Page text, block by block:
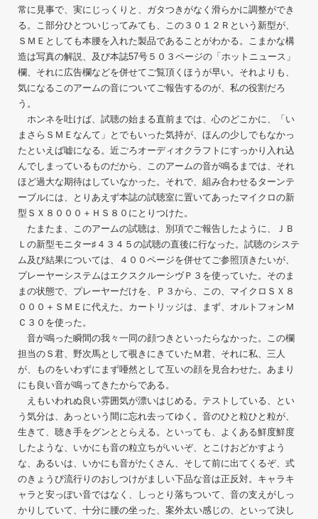
常に見事で、実にじっくりと、ガタつきがなく滑らかに調整ができ
る。こ部分ひとついじってみても、この３０１２Ｒという新型が、
ＳＭＥとしても本腰を入れた製品であることがわかる。こまかな構
造は写真の解説、及び本誌57号５０３ページの「ホットニュース」
欄、それに広告欄などを併せてご覧頂くほうが早い。それよりも、
気になるこのアームの音についてご報告するのが、私の役割だろ
う。
ホンネを吐けば、試聴の始まる直前までは、心のどこかに、「い
まさらＳＭＥなんて」とでもいった気持が、ほんの少しでもなかっ
たといえば嘘になる。近ごろオーディオクラフトにすっかり入れ込
んでしまっているものだから、このアームの音が鳴るまでは、それ
ほど過大な期待はしていなかった。それで、組み合わせるターンテ
ーブルには、とりあえず本誌の試聴室に置いてあったマイクロの新
型ＳＸ８０００＋ＨＳ８０にとりつけた。
たまたま、このアームの試聴は、別項でご報告したように、ＪＢ
Ｌの新型モニター♯４３４５の試聴の直後に行なった。試聴のシステ
ム及び結果については、４００ページを併せてご参照頂きたいが、
プレーヤーシステムはエクスクルーシヴＰ３を使っていた。そのま
まの状態で、プレーヤーだけを、Ｐ３から、この、マイクロＳＸ８
０００＋ＳＭＥに代えた。カートリッジは、まず、オルトフォンＭ
Ｃ３０を使った。
音が鳴った瞬間の我々一同の顔つきといったらなかった。この欄
担当のＳ君、野次馬として覗きにきていたＭ君、それに私、三人
が、ものをいわずにまず唖然として互いの顔を見合わせた。あまり
にも良い音が鳴ってきたからである。
えもいわれぬ良い雰囲気が漂いはじめる。テストしている、とい
う気分は、あっという間に忘れ去ってゆく。音のひと粒ひと粒が、
生きて、聴き手をグンととらえる。といっても、よくある鮮度鮮度
したような、いかにも音の粒立ちがいいぞ、とこけおどかすよう
な、あるいは、いかにも音がたくさん、そして前に出てくるぞ、式
のきょうび流行りのおしつけがましい下品な音は正反対。キャラキ
ャラと安っぽい音ではなく、しっとり落ちついて、音の支えがしっ
かりしていて、十分に腰の坐った、案外太い感じの、といって決し